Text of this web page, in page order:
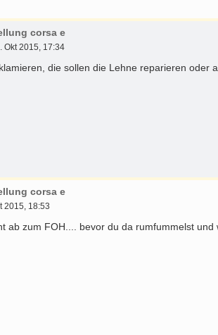
corsa e
Okt 2015, 17:34
die sollen die Lehne reparieren oder
corsa e
2015, 18:53
ab zum FOH.... bevor du da rumfummelst